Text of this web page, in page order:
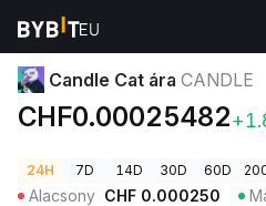
Kriptovaluta árak Candle Cat ára
Candle Cat ára CANDLE
CHF0.00025482
24H 7D 14D 30D 60D
Alacsony CHF 0.000250